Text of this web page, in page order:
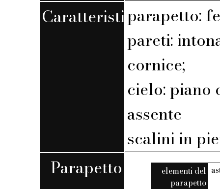
Caratteristicheparapetto:
pareti:
cornice;
cielo: piano
assente
scalini in
Parapetto
elementi del
parapetto